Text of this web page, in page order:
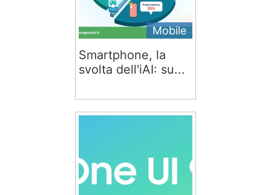
Mobile
Smartphone, la
svolta dell'iAI: su...